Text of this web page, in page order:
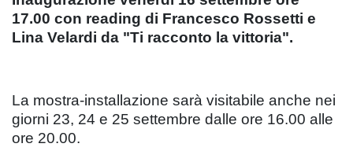
17.00 con reading di Francesco Rossetti e
Lina Velardi da "Ti racconto la vittoria".
La mostra-installazione sarà visitabile anche nei
giorni 23, 24 e 25 settembre dalle ore 16.00 alle
ore 20.00.